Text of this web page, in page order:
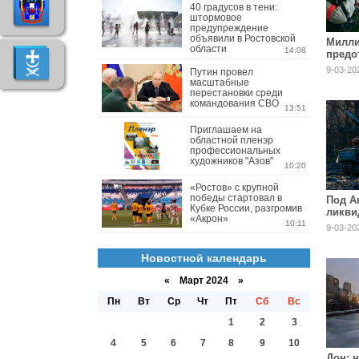
войну
9-03-
Под
9-03-
40 градусов в тени:
штормовое
предупреждение
объявили в Ростовской
области
14:08
Путин провел
масштабные
перестановки среди
командования СВО
13:51
Приглашаем на
областной пленэр
профессиональных
художников "Азов"
10:20
«Ростов» с крупной
победы стартовал в
Кубке России, разгромив
«Акрон»
10:11
Новостной календарь
« Март 2024 »
Пн
Вт Ср Чт Пт Сб
Вс
1
2
3
4
5 6 7 8 9
10